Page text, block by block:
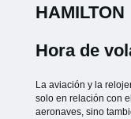
HAMILTON
Hora de
La aviación y la
solo en relación con
aeronaves, sino